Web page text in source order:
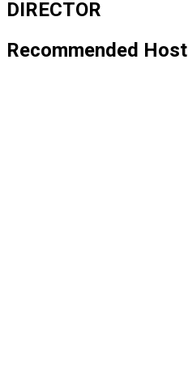
DIRECTOR
Recommended Host